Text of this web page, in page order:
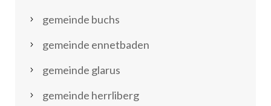
gemeinde buchs
gemeinde ennetbaden
gemeinde glarus
gemeinde herrliberg